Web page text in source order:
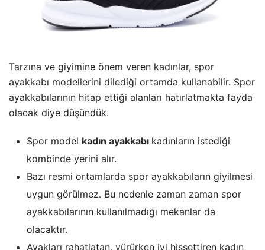
Tarzına ve giyimine önem veren kadınlar, spor
ayakkabı modellerini dilediği ortamda kullanabilir. Spor
ayakkabılarının hitap ettiği alanları hatırlatmakta fayda
olacak diye düşündük.
Spor model kadın ayakkabı kadınların istediği
kombinde yerini alır.
Bazı resmi ortamlarda spor ayakkabıların giyilmesi
uygun görülmez. Bu nedenle zaman zaman spor
ayakkabılarının kullanılmadığı mekanlar da
olacaktır.
Ayakları rahatlatan, yürürken iyi hissettiren kadın